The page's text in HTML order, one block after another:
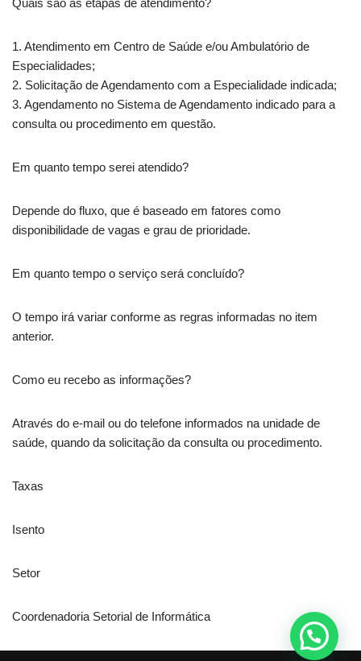
1. Atendimento em Centro de Saúde e/ou Ambulatório de
Especialidades;
2. Solicitação de Agendamento com a Especialidade indicada;
3. Agendamento no Sistema de Agendamento indicado para a
consulta ou procedimento em questão.
Em quanto tempo serei atendido?
Depende do fluxo, que é baseado em fatores como
disponibilidade de vagas e grau de prioridade.
Em quanto tempo o serviço será concluído?
O tempo irá variar conforme as regras informadas no item
anterior.
Como eu recebo as informações?
Através do e-mail ou do telefone informados na unidade de
saúde, quando da solicitação da consulta ou procedimento.
Taxas
Isento
Setor
Coordenadoria Setorial de Informática